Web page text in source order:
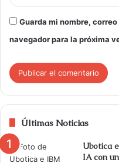
Guarda mi nombre,
navegador para la próxima
Últimas Noticias
Ubotica
IA con